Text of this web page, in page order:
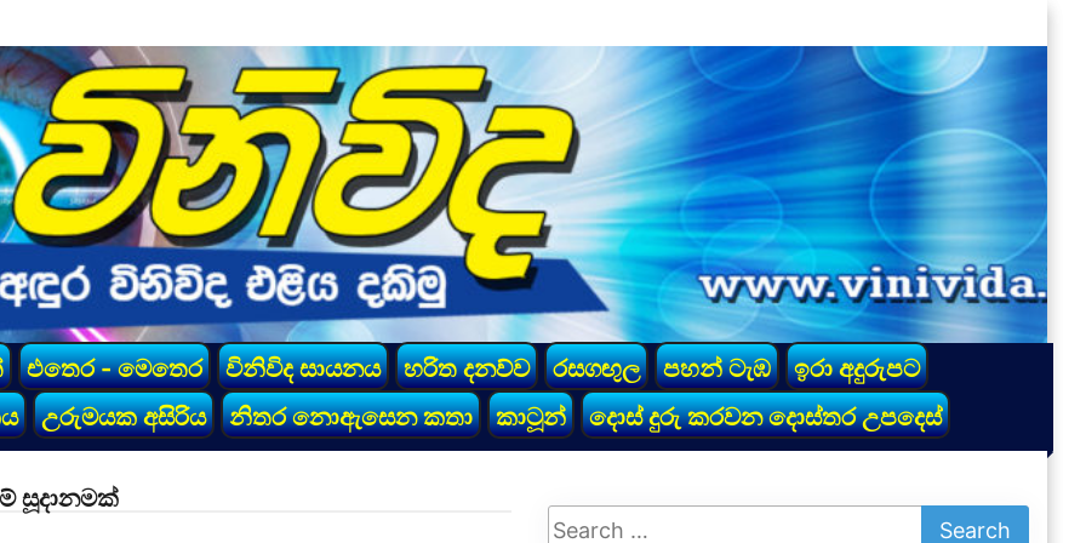
එතෙර - මෙතෙර විනිවිද සායනය හරිත දනව්ව රසගඟුල පහන් ටැඹ
ඉරා අදුරුපට
උරුමයක අසිරිය නිතර නොඇසෙන කතා කාටූන් දොස් දුරු කරවන දොස්තර උපදෙස්
සූදානමක්